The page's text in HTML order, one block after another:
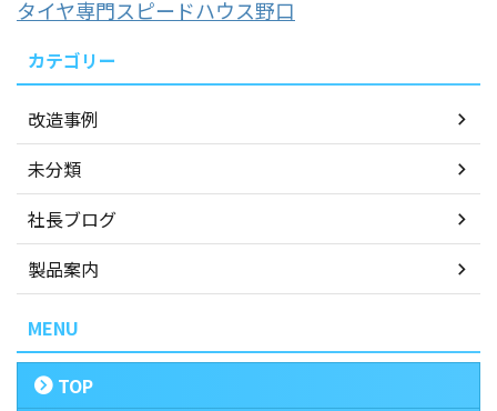
タイヤ専門スピードハウス野口
カテゴリー
改造事例
未分類
社長ブログ
製品案内
MENU
TOP